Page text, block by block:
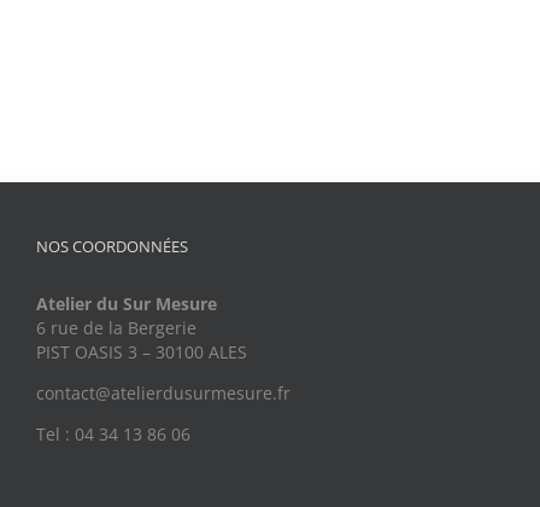
NOS COORDONNÉES
Atelier du Sur Mesure
6 rue de la Bergerie
PIST OASIS 3 – 30100 ALES
contact@atelierdusurmesure.fr
Tel : 04 34 13 86 06